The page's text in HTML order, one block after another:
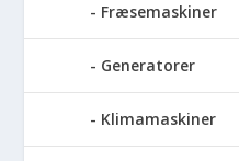
Fræsemaskiner
Generatorer
Klimamaskiner